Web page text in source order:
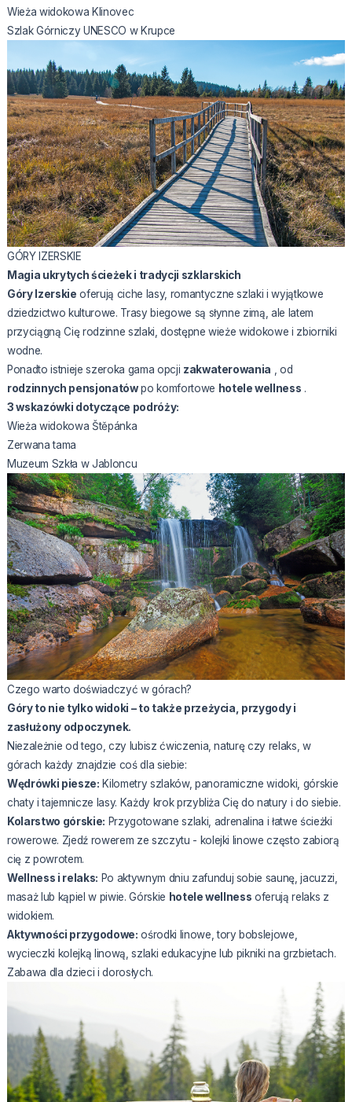
Wieża widokowa Klinovec
Szlak Górniczy UNESCO w Krupce
GÓRY IZERSKIE
Magia ukrytych ścieżek i tradycji szklarskich
Góry Izerskie oferują ciche lasy, romantyczne szlaki i wyjątkowe
dziedzictwo kulturowe. Trasy biegowe są słynne zimą, ale latem
przyciągną Cię rodzinne szlaki, dostępne wieże widokowe i zbiorniki
wodne.
Ponadto istnieje szeroka gama opcji zakwaterowania , od
rodzinnych pensjonatówpo komfortowe hotele wellness .
3 wskazówki dotyczące podróży:
Wieża widokowa Štěpánka
Zerwana tama
Muzeum Szkła w Jabloncu
Czego warto doświadczyć w górach?
Góry to nie tylko widoki – to także przeżycia, przygody i
zasłużony odpoczynek.
Niezależnie od tego, czy lubisz ćwiczenia, naturę czy relaks, w
górach każdy znajdzie coś dla siebie:
Wędrówki piesze: Kilometry szlaków, panoramiczne widoki, górskie
chaty i tajemnicze lasy. Każdy krok przybliża Cię do natury i do siebie.
Kolarstwo górskie: Przygotowane szlaki, adrenalina i łatwe ścieżki
rowerowe. Zjedź rowerem ze szczytu - kolejki linowe często zabiorą
cię z powrotem.
Wellness i relaks: Po aktywnym dniu zafunduj sobie saunę, jacuzzi,
masaż lub kąpiel w piwie. Górskie hotele wellness oferują relaks z
widokiem.
Aktywności przygodowe: ośrodki linowe, tory bobslejowe,
wycieczki kolejką linową, szlaki edukacyjne lub pikniki na grzbietach.
Zabawa dla dzieci i dorosłych.